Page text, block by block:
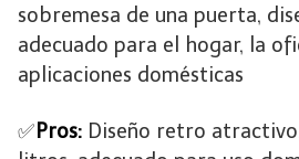
sobremesa de una puerta,
adecuado para el hogar, la
aplicaciones domésticas
✅ Pros: Diseño retro